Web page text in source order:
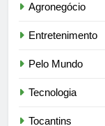
Agronegócio
Entretenimento
Pelo Mundo
Tecnologia
Tocantins